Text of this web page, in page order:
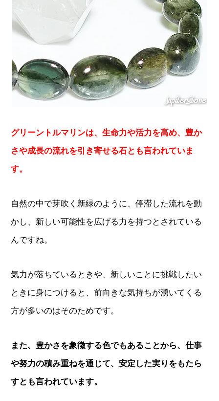
グリーントルマリンは、生命力や活力を高め、豊か
さや成長の流れを引き寄せる石とも言われていま
す。
自然の中で芽吹く新緑のように、停滞した流れを動
かし、新しい可能性を広げる力を持つとされている
んですね。
気力が落ちているときや、新しいことに挑戦したい
ときに身につけると、前向きな気持ちが湧いてくる
方が多いのはそのためです。
また、豊かさを象徴する色でもあることから、仕事
や努力の積み重ねを通じて、安定した実りをもたら
すとも言われています。